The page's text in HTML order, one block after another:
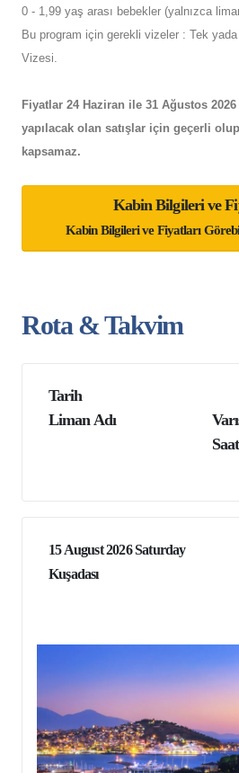
0 - 1,99 yaş arası bebekler (yalnızca
Bu program için gerekli vizeler : Tek
Vizesi.
Fiyatlar 24 Haziran ile 31 Ağustos
yapılacak olan satışlar için geçerli
kapsamaz.
Kabin Bilgileri ve
Kabin Bilgileri ve Fiyatları
Rota & Takvim
Tarih
Liman Adı
15 August 2026 Saturday
Kuşadası